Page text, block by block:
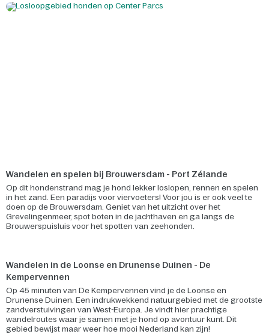
Wandelen en spelen bij Brouwersdam - Port Zélande
Op dit hondenstrand mag je hond lekker loslopen, rennen en spelen
in het zand. Een paradijs voor viervoeters! Voor jou is er ook veel te
doen op de Brouwersdam. Geniet van het uitzicht over het
Grevelingenmeer, spot boten in de jachthaven en ga langs de
Brouwerspuisluis voor het spotten van zeehonden.
Wandelen in de Loonse en Drunense Duinen - De
Kempervennen
Op 45 minuten van De Kempervennen vind je de Loonse en
Drunense Duinen. Een indrukwekkend natuurgebied met de grootste
zandverstuivingen van West-Europa. Je vindt hier prachtige
wandelroutes waar je samen met je hond op avontuur kunt. Dit
gebied bewijst maar weer hoe mooi Nederland kan zijn!